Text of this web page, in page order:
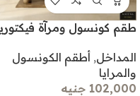
طقم كونسول ومرآة
المداخل, أطقم الكونسول
والمرايا
102,000 جنيه